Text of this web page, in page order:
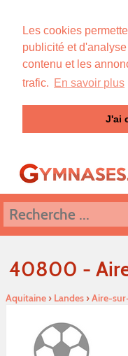
Les cookies
publicité et
contenu et les
trafic. En savoir plus
J'ai
40800 -
Aquitaine› Landes›Aire-